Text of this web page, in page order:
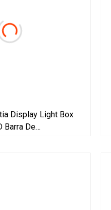
Display Light Box
Barra De